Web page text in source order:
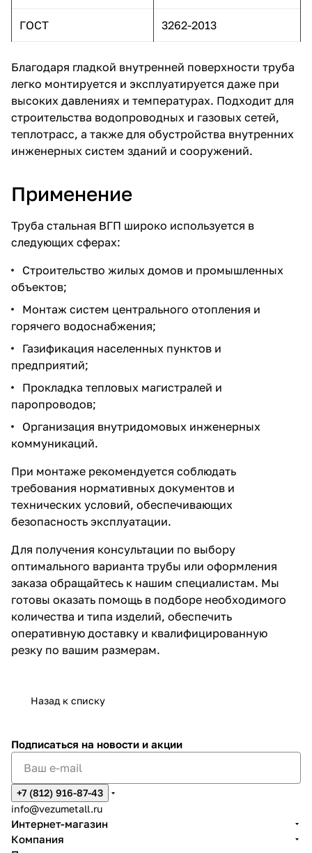
ГОСТ 3262-2013
Благодаря гладкой внутренней поверхности труба
легко монтируется и эксплуатируется даже при
высоких давлениях и температурах. Подходит для
строительства водопроводных и газовых сетей,
теплотрасс, а также для обустройства внутренних
инженерных систем зданий и сооружений.
Применение
Труба стальная ВГП широко используется в
следующих сферах:
Строительство жилых домов и промышленных
объектов;
Монтаж систем центрального отопления и
горячего водоснабжения;
Газификация населенных пунктов и
предприятий;
Прокладка тепловых магистралей и
паропроводов;
Организация внутридомовых инженерных
коммуникаций.
При монтаже рекомендуется соблюдать
требования нормативных документов и
технических условий, обеспечивающих
безопасность эксплуатации.
Для получения консультации по выбору
оптимального варианта трубы или оформления
заказа обращайтесь к нашим специалистам. Мы
готовы оказать помощь в подборе необходимого
количества и типа изделий, обеспечить
оперативную доставку и квалифицированную
резку по вашим размерам.
Назад к списку
Подписаться на новости и акции
+7 (812) 916-87-43
info@vezumetall.ru
Интернет-магазин
Компания